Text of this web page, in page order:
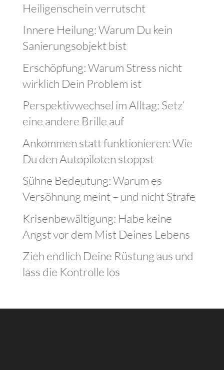
Heiligenschein verrutscht
Innere Heilung: Warum Du kein
Sanierungsobjekt bist
Erschöpfung: Warum Stress nicht
wirklich Dein Problem ist
Perspektivwechsel im Alltag: Setz‘
eine andere Brille auf
Ankommen statt funktionieren: Wie
Du den Autopiloten stoppst
Sühne Bedeutung: Warum es
Versöhnung meint – und nicht Strafe
Krisenbewältigung: Habe keine
Angst vor dem Mist Deines Lebens
Zieh endlich Deine Rüstung aus und
lass die Kontrolle los